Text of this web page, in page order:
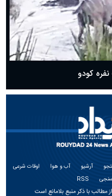
کودو
آرشیو آب و هوا
اوقات شرعی
RSS
با ذکر منبع بلامانع است